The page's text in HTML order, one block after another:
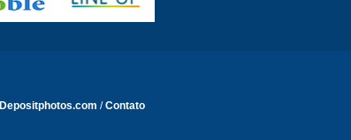
Depositphotos.com /Contato